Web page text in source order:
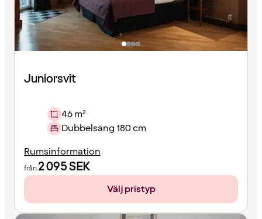
Juniorsvit
46 m²
Dubbelsäng 180 cm
Rumsinformation
från2 095SEK
Välj pristyp